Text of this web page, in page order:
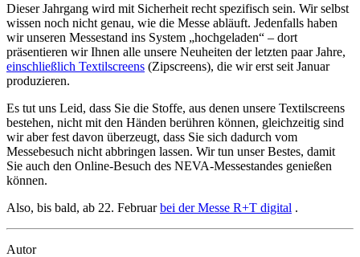
Dieser Jahrgang wird mit Sicherheit recht spezifisch sein. Wir selbst
wissen noch nicht genau, wie die Messe abläuft. Jedenfalls haben
wir unseren Messestand ins System „hochgeladen“ – dort
präsentieren wir Ihnen alle unsere Neuheiten der letzten paar Jahre,
einschließlich Textilscreens (Zipscreens), die wir erst seit Januar
produzieren.
Es tut uns Leid, dass Sie die Stoffe, aus denen unsere Textilscreens
bestehen, nicht mit den Händen berühren können, gleichzeitig sind
wir aber fest davon überzeugt, dass Sie sich dadurch vom
Messebesuch nicht abbringen lassen. Wir tun unser Bestes, damit
Sie auch den Online-Besuch des NEVA-Messestandes genießen
können.
Also, bis bald, ab 22. Februarbei der Messe R+T digital .
Autor